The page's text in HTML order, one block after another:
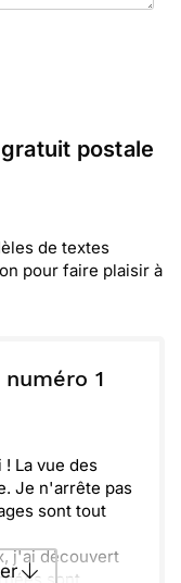
postale
de textes
pour faire plaisir à
1
La vue des
Je n'arrête pas
sont tout
j'ai découvert